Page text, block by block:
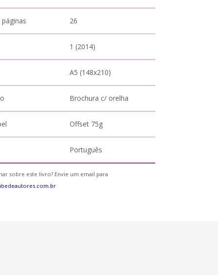
26
1 (2014)
A5 (148x210)
Brochura c/ orelha
Offset 75g
Português
sobre este livro? Envie um email para